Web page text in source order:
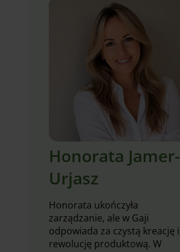
Honorata Jamer-
Urjasz
Honorata ukończyła
zarządzanie, ale w Gaji
odpowiada za czystą kreację i
rewolucję produktową. W